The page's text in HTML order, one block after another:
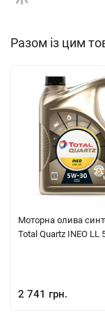
Разом із цим
Моторна олива
Total Quartz INEO LL
2 741 грн.